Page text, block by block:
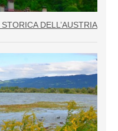
DELL’AUSTRIA